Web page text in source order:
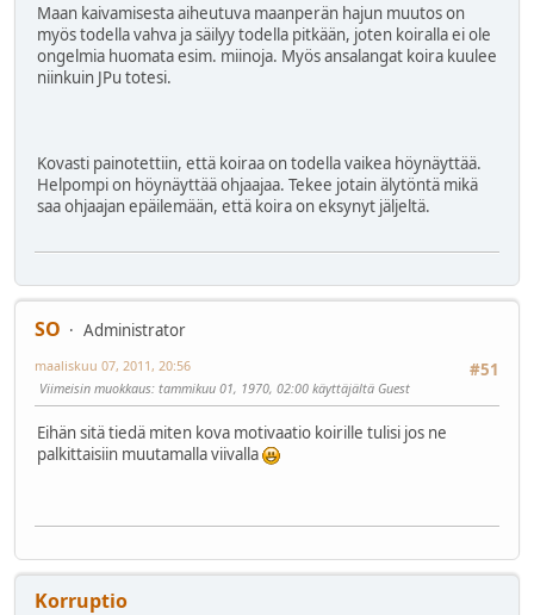
Maan kaivamisesta aiheutuva maanperän hajun muutos on
myös todella vahva ja säilyy todella pitkään, joten koiralla ei ole
ongelmia huomata esim. miinoja. Myös ansalangat koira kuulee
niinkuin JPu totesi.
Kovasti painotettiin, että koiraa on todella vaikea höynäyttää.
Helpompi on höynäyttää ohjaajaa. Tekee jotain älytöntä mikä
saa ohjaajan epäilemään, että koira on eksynyt jäljeltä.
SO
Administrator
#51
maaliskuu 07, 2011, 20:56
Viimeisin muokkaus: tammikuu 01, 1970, 02:00 käyttäjältä Guest
Eihän sitä tiedä miten kova motivaatio koirille tulisi jos ne
palkittaisiin muutamalla viivalla
Korruptio